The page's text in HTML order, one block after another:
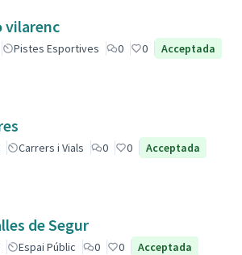
vilarenc
Pistes Esportives 0 0 Acceptada
Carrers i Vials 0 0 Acceptada
de Segur
Espai Públic 0 0 Acceptada